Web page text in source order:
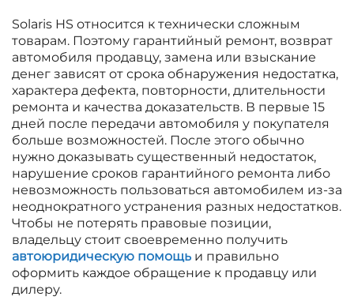
Solaris HS относится к технически сложным
товарам. Поэтому гарантийный ремонт, возврат
автомобиля продавцу, замена или взыскание
денег зависят от срока обнаружения недостатка,
характера дефекта, повторности, длительности
ремонта и качества доказательств. В первые 15
дней после передачи автомобиля у покупателя
больше возможностей. После этого обычно
нужно доказывать существенный недостаток,
нарушение сроков гарантийного ремонта либо
невозможность пользоваться автомобилем из-за
неоднократного устранения разных недостатков.
Чтобы не потерять правовые позиции,
владельцу стоит своевременно получить
автоюридическую помощь и правильно
оформить каждое обращение к продавцу или
дилеру.